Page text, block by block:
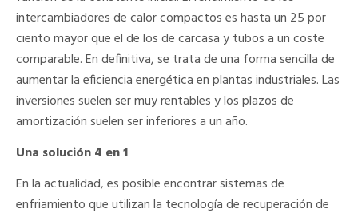
intercambiadores de calor compactos es hasta un 25 por
ciento mayor que el de los de carcasa y tubos a un coste
comparable. En definitiva, se trata de una forma sencilla de
aumentar la eficiencia energética en plantas industriales. Las
inversiones suelen ser muy rentables y los plazos de
amortización suelen ser inferiores a un año.
Una solución 4 en 1
En la actualidad, es posible encontrar sistemas de
enfriamiento que utilizan la tecnología de recuperación de